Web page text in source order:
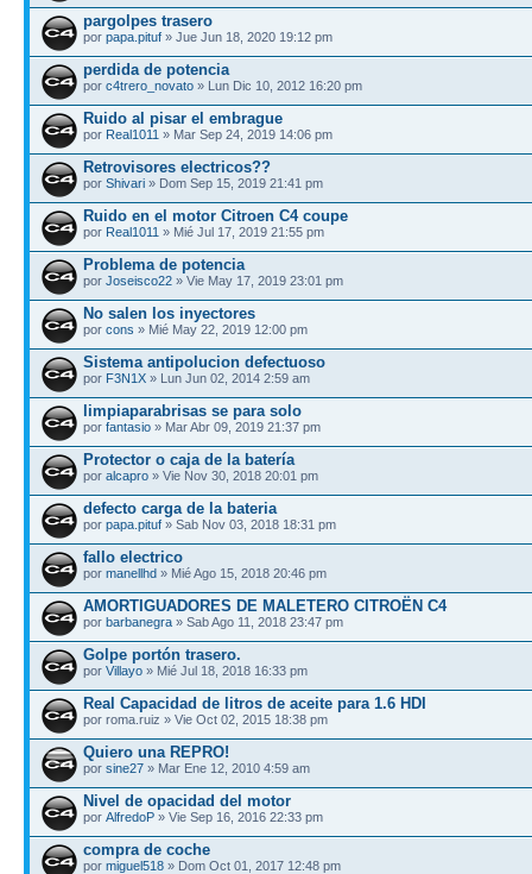
pargolpes trasero
por papa.pituf » Jue Jun 18, 2020 19:12 pm
perdida de potencia
por c4trero_novato » Lun Dic 10, 2012 16:20 pm
Ruido al pisar el embrague
por Real1011 » Mar Sep 24, 2019 14:06 pm
Retrovisores electricos??
por Shivari » Dom Sep 15, 2019 21:41 pm
Ruido en el motor Citroen C4 coupe
por Real1011 » Mié Jul 17, 2019 21:55 pm
Problema de potencia
por Joseisco22 » Vie May 17, 2019 23:01 pm
No salen los inyectores
por cons » Mié May 22, 2019 12:00 pm
Sistema antipolucion defectuoso
por F3N1X » Lun Jun 02, 2014 2:59 am
limpiaparabrisas se para solo
por fantasio » Mar Abr 09, 2019 21:37 pm
Protector o caja de la batería
por alcapro » Vie Nov 30, 2018 20:01 pm
defecto carga de la bateria
por papa.pituf » Sab Nov 03, 2018 18:31 pm
fallo electrico
por manellhd » Mié Ago 15, 2018 20:46 pm
AMORTIGUADORES DE MALETERO CITROËN C4
por barbanegra » Sab Ago 11, 2018 23:47 pm
Golpe portón trasero.
por Villayo » Mié Jul 18, 2018 16:33 pm
Real Capacidad de litros de aceite para 1.6 HDI
por roma.ruiz » Vie Oct 02, 2015 18:38 pm
Quiero una REPRO!
por sine27 » Mar Ene 12, 2010 4:59 am
Nivel de opacidad del motor
por AlfredoP » Vie Sep 16, 2016 22:33 pm
compra de coche
por miguel518 » Dom Oct 01, 2017 12:48 pm